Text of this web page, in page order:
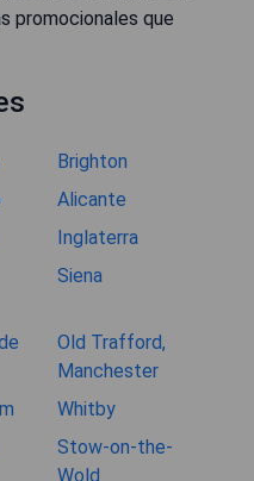
promocionales que
Brighton
Alicante
Inglaterra
Siena
Old Trafford,
Manchester
Whitby
Stow-on-the-
Wold